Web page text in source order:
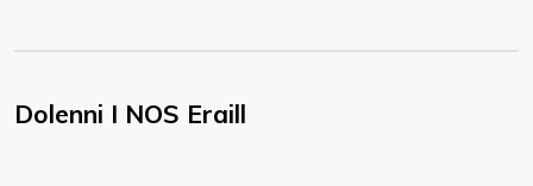
Dolenni I NOS Eraill